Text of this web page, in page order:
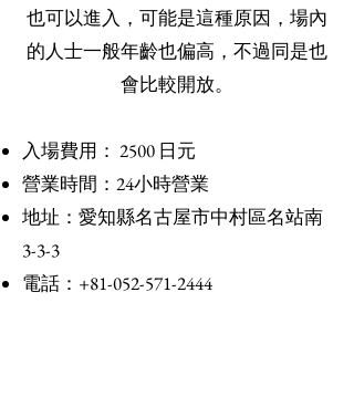
也可以進入，可能是這種原因，場內
的人士一般年齡也偏高，不過同是也
會比較開放。
入場費用： 2500 日元
營業時間：24小時營業
地址：愛知縣名古屋市中村區名站南
3-3-3
電話：+81-052-571-2444